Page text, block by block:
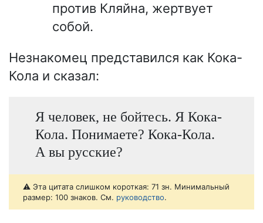
против Кляйна, жертвует
собой.
Незнакомец представился как Кока-
Кола и сказал:
Я человек, не бойтесь. Я Кока-
Кола. Понимаете? Кока-Кола.
А вы русские?
⚠️ Эта цитата слишком короткая: 71 зн. Минимальный
размер: 100 знаков. См. руководство.